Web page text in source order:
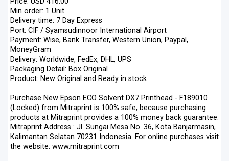
Min order: 1 Unit
Delivery time: 7 Day Express
Port: CIF / Syamsudinnoor International Airport
Payment: Wise, Bank Transfer, Western Union, Paypal,
MoneyGram
Delivery: Worldwide, FedEx, DHL, UPS
Packaging Detail: Box Original
Product: New Original and Ready in stock
Purchase New Epson ECO Solvent DX7 Printhead - F189010
(Locked) from Mitraprint is 100% safe, because purchasing
products at Mitraprint provides a 100% money back guarantee.
Mitraprint Address : Jl. Sungai Mesa No. 36, Kota Banjarmasin,
Kalimantan Selatan 70231 Indonesia. For online purchases visit
the website: www.mitraprint.com